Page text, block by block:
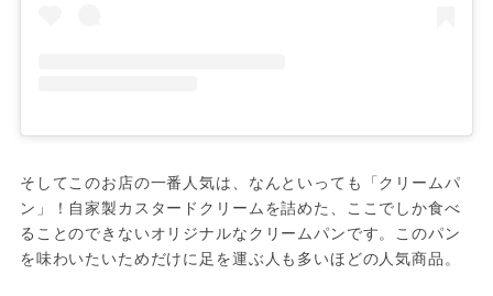
そしてこのお店の一番人気は、なんといっても「クリームパ
ン」！自家製カスタードクリームを詰めた、ここでしか食べ
ることのできないオリジナルなクリームパンです。このパン
を味わいたいためだけに足を運ぶ人も多いほどの人気商品。